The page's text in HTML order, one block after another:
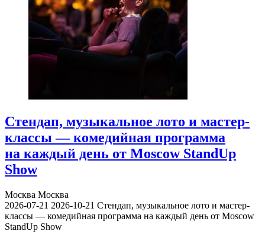
Стендап, музыкальное лото и мастер-
классы — комедийная программа
на каждый день от Moscow StandUp
Show
Москва Москва
2026-07-21 2026-10-21 Стендап, музыкальное лото и мастер-
классы — комедийная программа на каждый день от Moscow
StandUp Show